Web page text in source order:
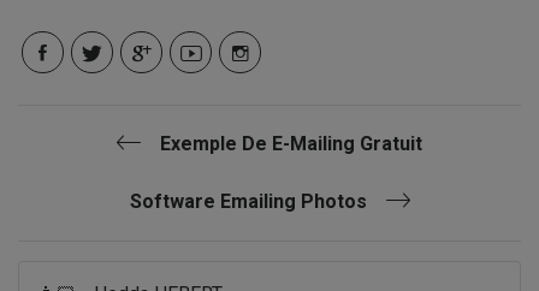
Exemple De E-Mailing Gratuit
Software Emailing Photos